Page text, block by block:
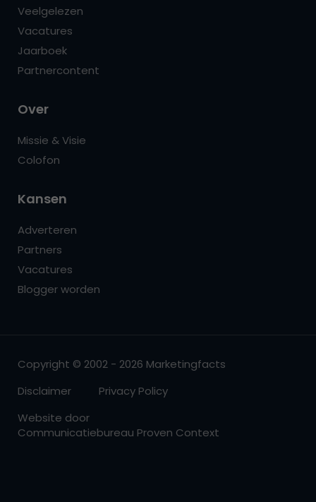
Veelgelezen
Vacatures
Jaarboek
Partnercontent
Over
Missie & Visie
Colofon
Kansen
Adverteren
Partners
Vacatures
Blogger worden
Copyright © 2002 - 2026 Marketingfacts
Disclaimer
Privacy Policy
Website door
Communicatiebureau Proven Context